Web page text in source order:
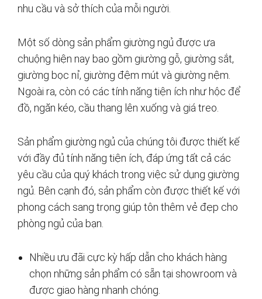
nhu cầu và sở thích của mỗi người.
Một số dòng sản phẩm giường ngủ được ưa
chuộng hiện nay bao gồm giường gỗ, giường sắt,
giường bọc nỉ, giường đệm mút và giường nệm.
Ngoài ra, còn có các tính năng tiện ích như hộc để
đồ, ngăn kéo, cầu thang lên xuống và giá treo.
Sản phẩm giường ngủ của chúng tôi được thiết kế
với đầy đủ tính năng tiện ích, đáp ứng tất cả các
yêu cầu của quý khách trong việc sử dụng giường
ngủ. Bên cạnh đó, sản phẩm còn được thiết kế với
phong cách sang trọng giúp tôn thêm vẻ đẹp cho
phòng ngủ của bạn.
Nhiều ưu đãi cực kỳ hấp dẫn cho khách hàng
chọn những sản phẩm có sẵn tại showroom và
được giao hàng nhanh chóng.